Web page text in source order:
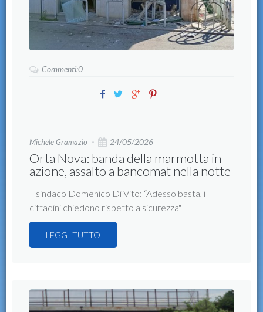
Commenti:0
Michele Gramazio 24/05/2026
Orta Nova: banda della marmotta in
azione, assalto a bancomat nella notte
Il sindaco Domenico Di Vito: “Adesso basta, i
cittadini chiedono rispetto a sicurezza"
LEGGI TUTTO